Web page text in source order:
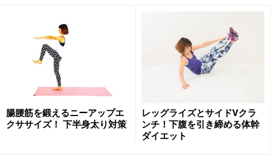
仰向けに寝ながらできる「フロッグベン
ド」
蛙（フロッグ）のように脚を開き、股関節と膝を曲げる
（ベンド）内ももシェイプ法です。
踵をつけて内ももをしっかり締めるように行いましょう
腸腰筋を鍛えるニーアップエ
クササイズ！ 下半身太り対策
レッグライズとサイドVクラ
ンチ！下腹を引き締める体幹
ダイエット